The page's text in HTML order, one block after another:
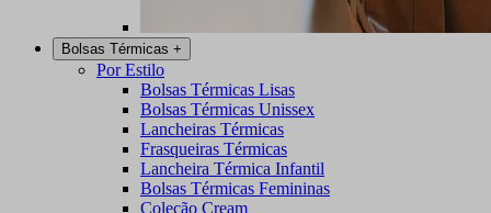
Bolsas Térmicas +
Por Estilo
Bolsas Térmicas Lisas
Bolsas Térmicas Unissex
Lancheiras Térmicas
Frasqueiras Térmicas
Lancheira Térmica Infantil
Bolsas Térmicas Femininas
Coleção Cream